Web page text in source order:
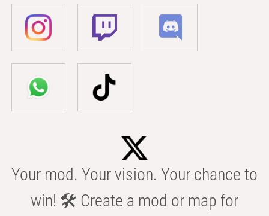
Your mod. Your vision. Your chance to
win! 🛠️ Create a mod or map for